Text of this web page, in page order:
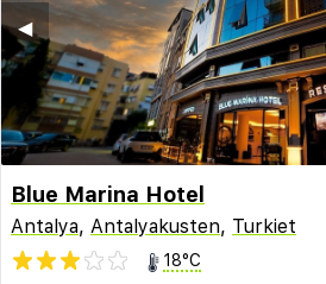
◀︎
Blue Marina Hotel
Antalya, Antalyakusten, Turkiet
18°C